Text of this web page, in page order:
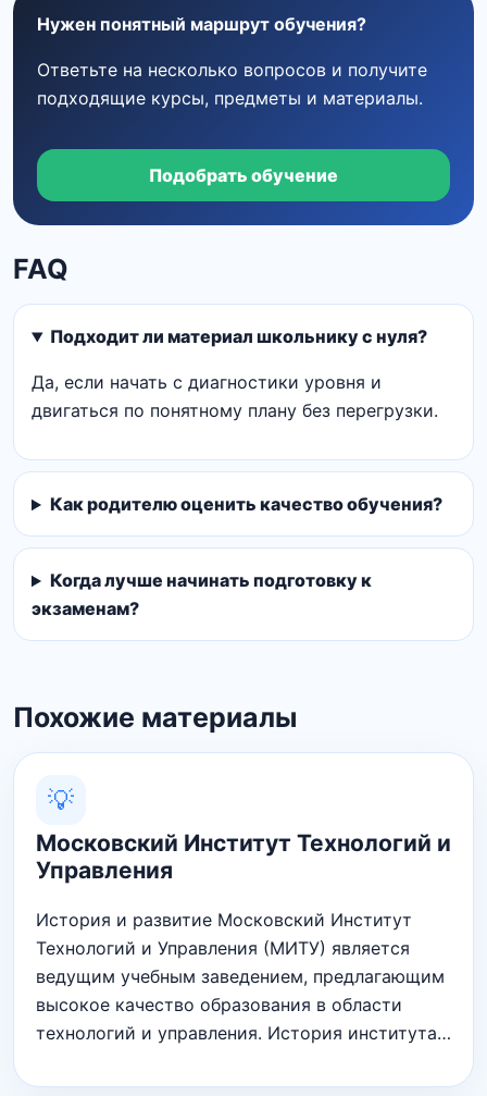
Нужен понятный маршрут обучения?
Ответьте на несколько вопросов и получите
подходящие курсы, предметы и материалы.
Подобрать обучение
FAQ
Подходит ли материал школьнику с нуля?
Да, если начать с диагностики уровня и
двигаться по понятному плану без перегрузки.
Как родителю оценить качество обучения?
Когда лучше начинать подготовку к
экзаменам?
Похожие материалы
💡
Московский Институт Технологий и
Управления
История и развитие Московский Институт
Технологий и Управления (МИТУ) является
ведущим учебным заведением, предлагающим
высокое качество образования в области
технологий и управления․ История института…